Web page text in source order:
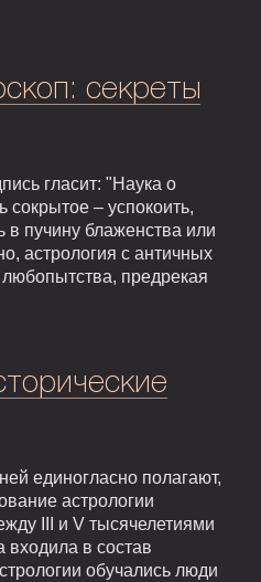
секреты
гласит: "Наука о
сокрытое – успокоить,
в пучину блаженства или
астрология с античных
предрекая
единогласно полагают,
астрологии
III и V тысячелетиями
входила в состав
обучались люди